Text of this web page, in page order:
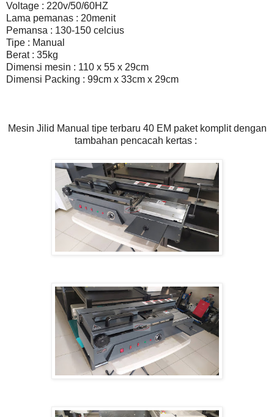
Voltage : 220v/50/60HZ
Lama pemanas : 20menit
Pemansa : 130-150 celcius
Tipe : Manual
Berat : 35kg
Dimensi mesin : 110 x 55 x 29cm
Dimensi Packing : 99cm x 33cm x 29cm
Mesin Jilid Manual tipe terbaru 40 EM paket komplit dengan
tambahan pencacah kertas :